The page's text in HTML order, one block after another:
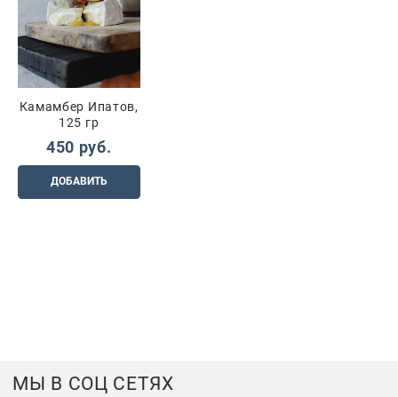
Камамбер Ипатов,
125 гр
450 руб.
ДОБАВИТЬ
МЫ В СОЦ СЕТЯХ